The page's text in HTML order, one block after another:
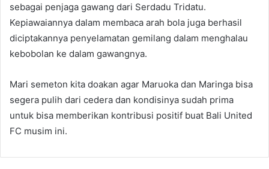
sebagai penjaga gawang dari Serdadu Tridatu.
Kepiawaiannya dalam membaca arah bola juga berhasil
diciptakannya penyelamatan gemilang dalam menghalau
kebobolan ke dalam gawangnya.
Mari semeton kita doakan agar Maruoka dan Maringa bisa
segera pulih dari cedera dan kondisinya sudah prima
untuk bisa memberikan kontribusi positif buat Bali United
FC musim ini.